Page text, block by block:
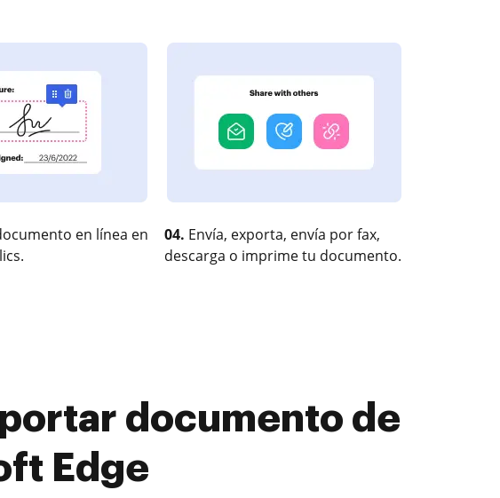
en línea en
04. Envía, exporta, envía por fax,
descarga o imprime tu documento.
documento de
Edge